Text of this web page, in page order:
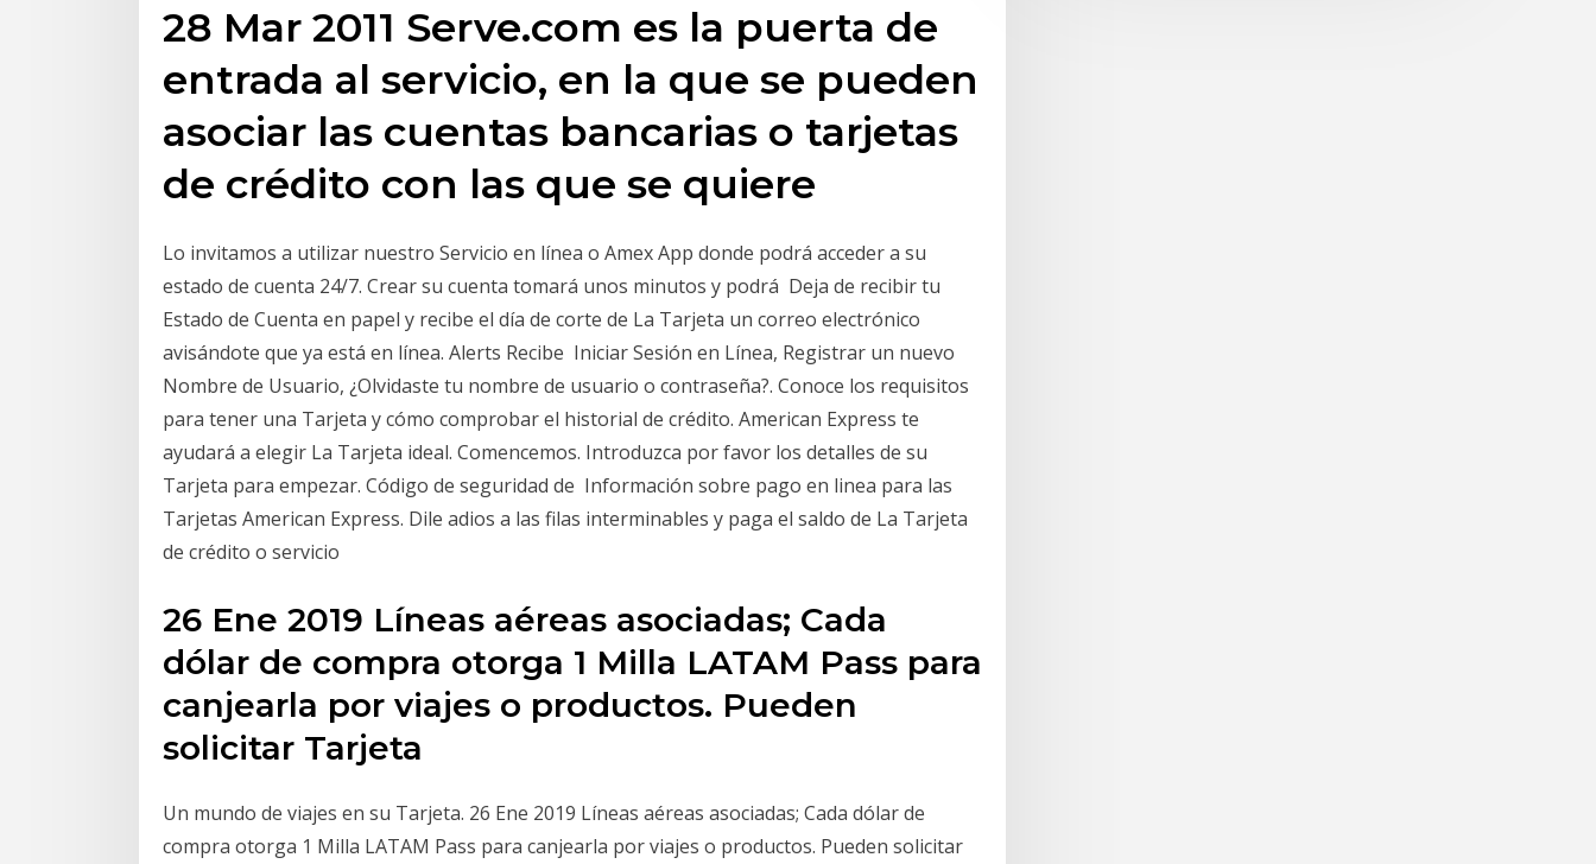
28 Mar 2011 Serve.com es la puerta de
entrada al servicio, en la que se pueden
asociar las cuentas bancarias o tarjetas
de crédito con las que se quiere
Lo invitamos a utilizar nuestro Servicio en línea o Amex App donde podrá acceder a su
estado de cuenta 24/7. Crear su cuenta tomará unos minutos y podrá Deja de recibir tu
Estado de Cuenta en papel y recibe el día de corte de La Tarjeta un correo electrónico
avisándote que ya está en línea. Alerts Recibe Iniciar Sesión en Línea, Registrar un nuevo
Nombre de Usuario, ¿Olvidaste tu nombre de usuario o contraseña?. Conoce los requisitos
para tener una Tarjeta y cómo comprobar el historial de crédito. American Express te
ayudará a elegir La Tarjeta ideal. Comencemos. Introduzca por favor los detalles de su
Tarjeta para empezar. Código de seguridad de Información sobre pago en linea para las
Tarjetas American Express. Dile adios a las filas interminables y paga el saldo de La Tarjeta
de crédito o servicio
26 Ene 2019 Líneas aéreas asociadas; Cada
dólar de compra otorga 1 Milla LATAM Pass para
canjearla por viajes o productos. Pueden
solicitar Tarjeta
Un mundo de viajes en su Tarjeta. 26 Ene 2019 Líneas aéreas asociadas; Cada dólar de
compra otorga 1 Milla LATAM Pass para canjearla por viajes o productos. Pueden solicitar